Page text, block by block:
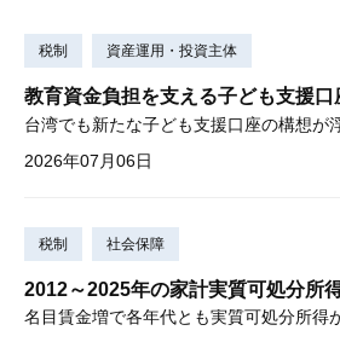
税制 資産運用・投資主体
教育資金負担を支える子ども支援口
台湾でも新たな子ども支援口座の構想が
2026年07月06日
税制 社会保障
2012～2025年の家計実質可処分所